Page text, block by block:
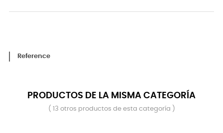
Reference
PRODUCTOS DE LA MISMA CATEGORÍA
( 13 otros productos de esta categoría )